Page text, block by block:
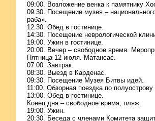
09:00. Возложение венка к памятнику
09:30. Посещение музея –
раба».
12:30. Обед в гостинице.
14:30. Посещение неврологической
19:00. Ужин в гостинице.
20:00. Вечер – свободное время.
Пятница 12 июля. Матансас.
07:00. Завтрак.
08:30. Выезд в Карденас.
09:30. Посещение Музея Битвы идей.
11:00. Обзорная поездка по
13:00. Обед в гостинице.
Конец дня – свободное время, пляж.
19:00. Ужин.
20:30. Беседа с членами Комитета